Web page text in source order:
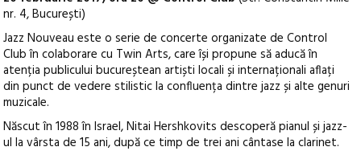
nr. 4, București)
Jazz Nouveau este o serie de concerte organizate de Control
Club în colaborare cu Twin Arts, care își propune să aducă în
atenția publicului bucureștean artiști locali și internaționali aflați
din punct de vedere stilistic la confluența dintre jazz și alte genuri
muzicale.
Născut în 1988 în Israel, Nitai Hershkovits descoperă pianul și jazz-
ul la vârsta de 15 ani, după ce timp de trei ani cântase la clarinet.